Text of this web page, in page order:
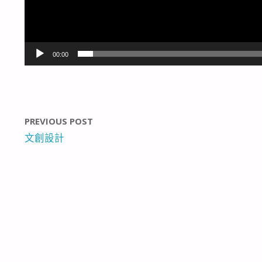
00:00
PREVIOUS POST
文創設計